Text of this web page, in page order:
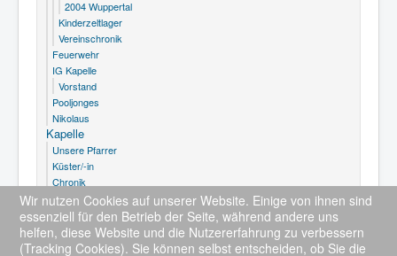
2004 Wuppertal
Kinderzeltlager
Vereinschronik
Feuerwehr
IG Kapelle
Vorstand
Pooljonges
Nikolaus
Kapelle
Unsere Pfarrer
Küster/-in
Chronik
Bilder
Grußwort
Wir nutzen Cookies auf unserer Website. Einige von ihnen sind
essenziell für den Betrieb der Seite, während andere uns
helfen, diese Website und die Nutzererfahrung zu verbessern
(Tracking Cookies). Sie können selbst entscheiden, ob Sie die